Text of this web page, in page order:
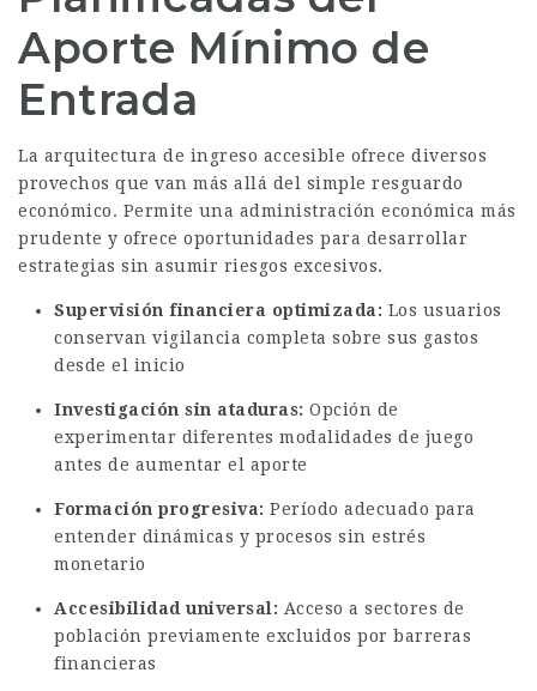
Aporte Mínimo de
Entrada
La arquitectura de ingreso accesible ofrece diversos
provechos que van más allá del simple resguardo
económico. Permite una administración económica más
prudente y ofrece oportunidades para desarrollar
estrategias sin asumir riesgos excesivos.
Supervisión financiera optimizada: Los usuarios
conservan vigilancia completa sobre sus gastos
desde el inicio
Investigación sin ataduras: Opción de
experimentar diferentes modalidades de juego
antes de aumentar el aporte
Formación progresiva: Período adecuado para
entender dinámicas y procesos sin estrés
monetario
Accesibilidad universal: Acceso a sectores de
población previamente excluidos por barreras
financieras